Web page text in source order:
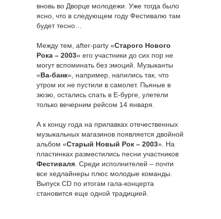
вновь во Дворце молодежи. Уже тогда было
ясно, что в следующем году Фестивалю там
будет тесно…
Между тем, after-party «Старого Нового
Рока – 2003» его участники до сих пор не
могут вспоминать без эмоций. Музыканты
«Ва-банк», например, напились так, что
утром их не пустили в самолет. Пьяные в
зюзю, остались спать в Е-бурге, улетели
только вечерним рейсом 14 января.
А к концу года на прилавках отечественных
музыкальных магазинов появляется двойной
альбом «Старый Новый Рок – 2003». На
пластинках разместились песни участников
Фестиваля . Среди исполнителей – почти
все хедлайнеры плюс молодые команды.
Выпуск CD по итогам гала-концерта
становится еще одной традицией.